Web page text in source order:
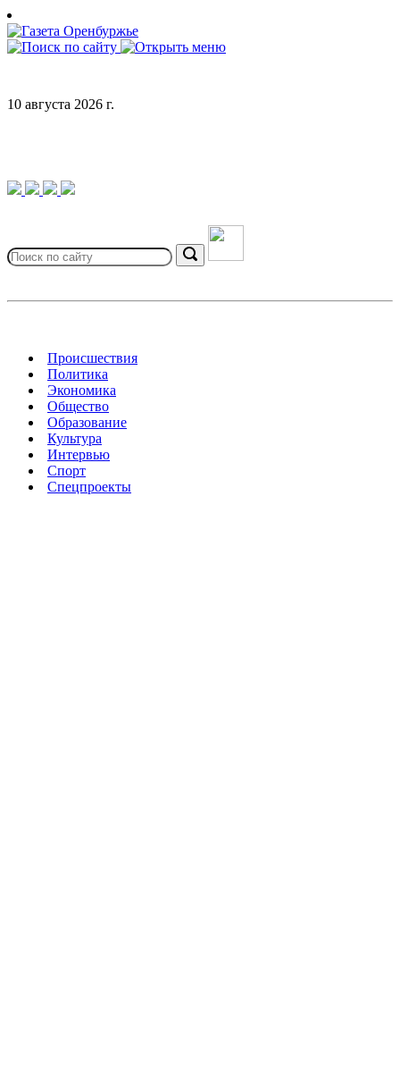
Skip
to
content
10 августа 2026 г.
for:
Search
Происшествия
Политика
Экономика
Общество
Образование
Культура
Интервью
Спорт
Спецпроекты